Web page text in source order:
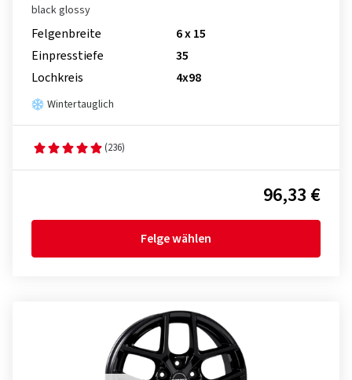
black glossy
Felgenbreite
6 x 15
Einpresstiefe
35
Lochkreis
4x98
Wintertauglich
(236)
96,33 €
Felge wählen